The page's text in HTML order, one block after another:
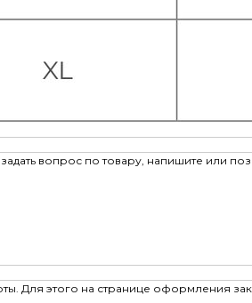
вопрос по товару, напишите или
Для этого на странице оформления